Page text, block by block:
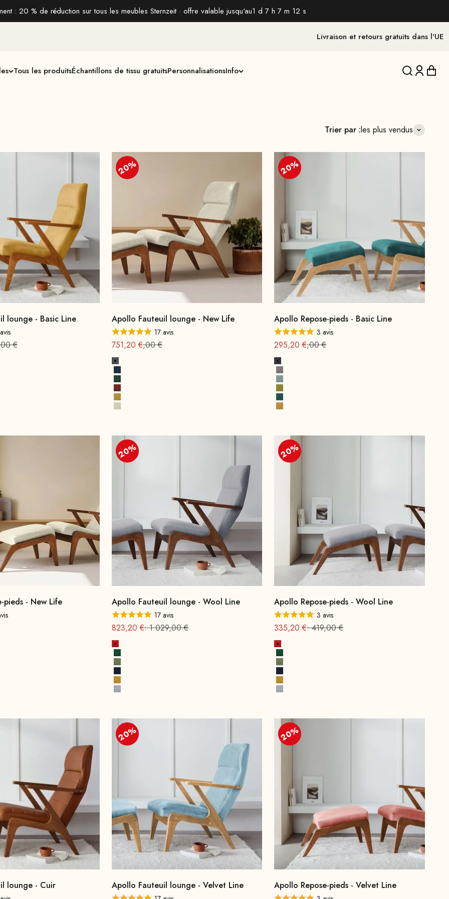
: 20 % de réduction sur tous les meubles Sternzeit · offre valable jusqu'au1 d 7 h 7 m 11 s
Livraison et retours gratuits dans l'UE
Tous les produitsÉchantillons de tissu gratuitsPersonnalisationsInfo Traduction
Trier par :les plus vendus
lounge - Basic Line
€
20%
Apollo Fauteuil lounge - New Life
17 avis
Offre à partir de
751,20 €Prix normal : 939
,00 €
Gris roche
Bleu cobalt
Vert opale
Terre cuite
Jaune soleil
Albâtre
20%
Apollo Repose-pieds - Basic Line
3 avis
Offre à partir de
295,20 €Prix normal : 369
,00 €
Gris foncé
Gris
Vert d'eau
Vert moutarde
Bleu Pétrole
Jaune
pieds - New Life
: 399
20%
Apollo Fauteuil lounge - Wool Line
17 avis
Offre à partir de
823,20 €Prix normal
: 1 029,00 €
Rouge feu
Vert feuille
Vert printanier
Bleu encre
Jaune moutarde
Gris pierre
20%
Apollo Repose-pieds - Wool Line
3 avis
Offre à partir de
335,20 €Prix normal
: 419,00 €
Rouge feu
Vert feuille
Vert printanier
Bleu encre
Jaune moutarde
Gris pierre
lounge - Cuir
20%
Apollo Fauteuil lounge - Velvet Line
20%
Apollo Repose-pieds - Velvet Line